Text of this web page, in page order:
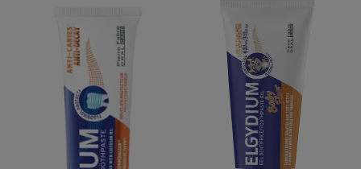
cariës-
tandpasta
Fluor
tandgel
-
tandpasta
voor
baby's